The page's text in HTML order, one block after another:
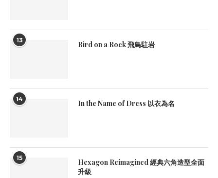
13 Bird on a Rock 飛鳥駐岩
14 In the Name of Dress 以衣為名
15
Hexagon Reimagined 經典六角造型全面
升級